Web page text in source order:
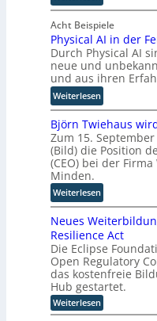
t
e
l
l
e
r
n
l
e
e
i
n
M
E
S
d
a
b
e
i
s
p
i
e
l
t
a
l
A
I
i
n
S
A
P
:
W
e
s
u
b
e
r
e
D
a
A
M
D
u
d
M
i
c
r
o
s
o
f
t
k
o
o
p
e
r
i
Acht Beispiele
Physical AI in der
Durch Physical AI
neue und
und aus ihren
Weiterlesen:
P
h
y
s
i
a
l
A
I
i
n
d
e
r
Björn Twiehaus
Zum 15.
(Bild) die Position
(CEO) bei der
Minden.
Weiterlesen:
B
j
ö
r
n
T
w
i
Neues
Resilience Act
Die Eclipse
Open Regulatory
das kostenfreie
Hub gestartet.
Weiterlesen:
N